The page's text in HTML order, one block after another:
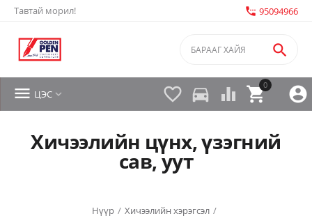
Тавтай морил! settings_phone 95094966


0

 directions_car 
 ЦЭС 
Хичээлийн цүнх, үзэгний
сав, уут
Нүүр / Хичээлийн хэрэгсэл /